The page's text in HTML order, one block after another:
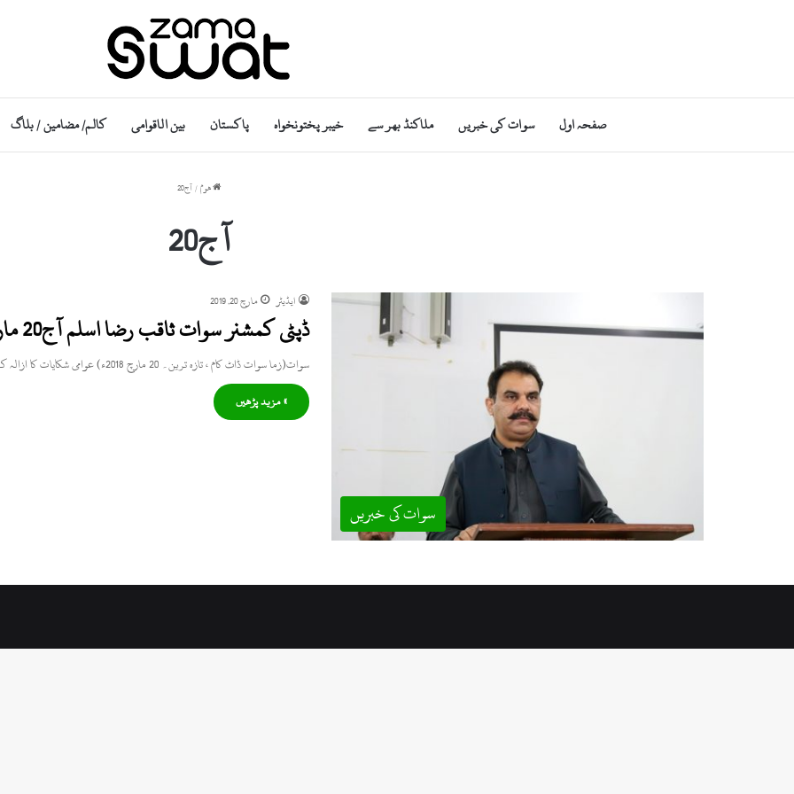
صفحہ اول سوات کی خبریں ملاکنڈ بھر سے خیبر پختونخواہ پاکستان بین الاقوامی کالم/ مضامین / بلاگ
ھوم / آج20
آج20
سوات کی خبریں
ایڈیٹر مارچ 20, 2019
ڈپٹی کمشنر سوات ثاقب رضا اسلم آج20 مارچ کو مٹہ میں کھلی کچہری لگائیں گے
سوات(زما سوات ڈاٹ کام ، تازہ ترین۔ 20 مارچ 2018ء) عوامی شکایات کا ازالہ کرنے کیلئےڈپٹی کمشنر سوات ثاقب رضا…
» مزید پڑھیں